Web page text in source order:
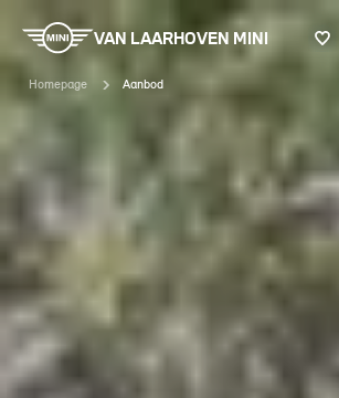
VAN LAARHOVEN MINI
Homepage Aanbod